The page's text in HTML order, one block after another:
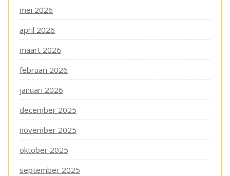
mei 2026
april 2026
maart 2026
februari 2026
januari 2026
december 2025
november 2025
oktober 2025
september 2025